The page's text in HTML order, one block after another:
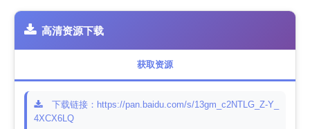
高清资源下载
获取资源
下载链接：https://pan.baidu.com/s/13gm_c2NTLG_Z-Y_
4XCX6LQ